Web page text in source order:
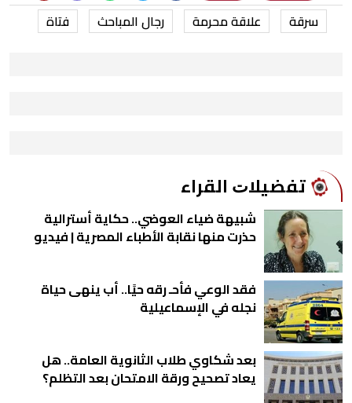
سرقة علاقة محرمة رجال المباحث فتاة
ﺗﻔﻀﻴﻼﺕ اﻟﻘﺮاء
شبيهة ضياء العوضي.. حكاية أسترالية
حذرت منها نقابة الأطباء المصرية | فيديو
فقد الوعي فأحـ رقه حيًا.. أب ينهى حياة
نجله في الإسماعيلية
بعد شكاوي طلاب الثانوية العامة.. هل
يعاد تصحيح ورقة الامتحان بعد التظلم؟